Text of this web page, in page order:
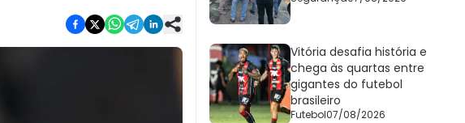
Vitória desafia história e
chega às quartas entre
gigantes do futebol
brasileiro
Futebol07/08/2026